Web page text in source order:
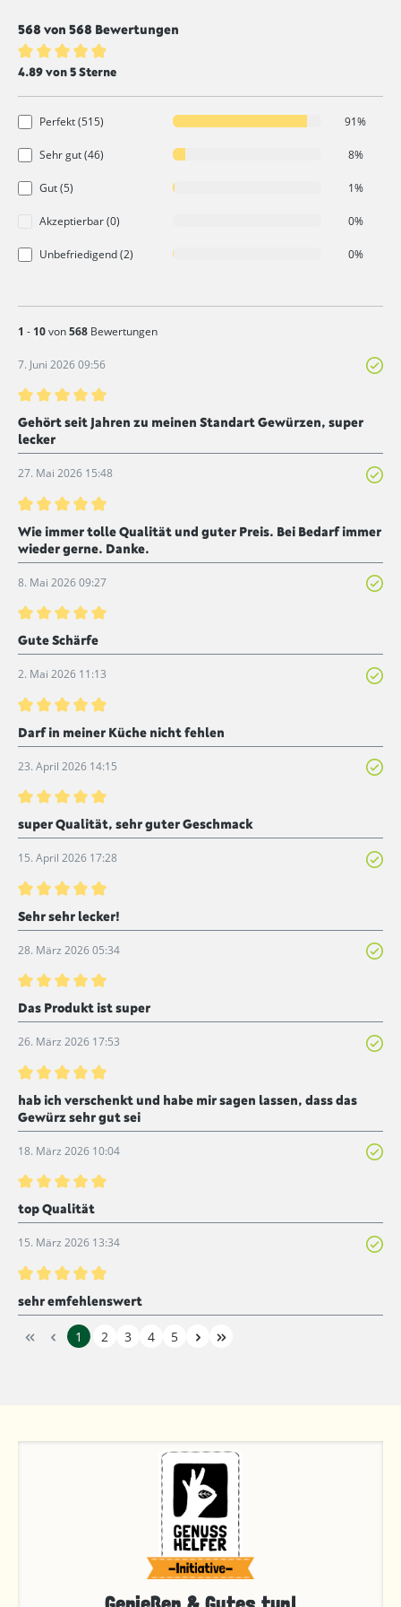
568 von 568 Bewertungen
Durchschnittliche Bewertung von 4.8 von 5 Sternen
4.89 von 5 Sterne
Perfekt (515) 91%
Sehr gut (46) 8%
Gut (5) 1%
Akzeptierbar (0) 0%
Unbefriedigend (2) 0%
1 - 10von568 Bewertungen
7. Juni 2026 09:56
Bewertung mit 5 von 5 Sternen
Gehört seit Jahren zu meinen Standart Gewürzen, super
lecker
27. Mai 2026 15:48
Bewertung mit 5 von 5 Sternen
Wie immer tolle Qualität und guter Preis. Bei Bedarf immer
wieder gerne. Danke.
8. Mai 2026 09:27
Bewertung mit 5 von 5 Sternen
Gute Schärfe
2. Mai 2026 11:13
Bewertung mit 5 von 5 Sternen
Darf in meiner Küche nicht fehlen
23. April 2026 14:15
Bewertung mit 5 von 5 Sternen
super Qualität, sehr guter Geschmack
15. April 2026 17:28
Bewertung mit 5 von 5 Sternen
Sehr sehr lecker!
28. März 2026 05:34
Bewertung mit 5 von 5 Sternen
Das Produkt ist super
26. März 2026 17:53
Bewertung mit 5 von 5 Sternen
hab ich verschenkt und habe mir sagen lassen, dass das
Gewürz sehr gut sei
18. März 2026 10:04
Bewertung mit 5 von 5 Sternen
top Qualität
15. März 2026 13:34
Bewertung mit 5 von 5 Sternen
sehr emfehlenswert
1 2 3 4 5